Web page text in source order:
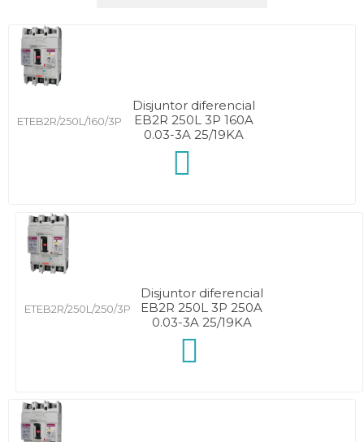
ETEB2R/250L/160/3P
Disjuntor diferencial
EB2R 250L 3P 160A
0.03-3A 25/19KA
ETEB2R/250L/250/3P
Disjuntor diferencial
EB2R 250L 3P 250A
0.03-3A 25/19KA